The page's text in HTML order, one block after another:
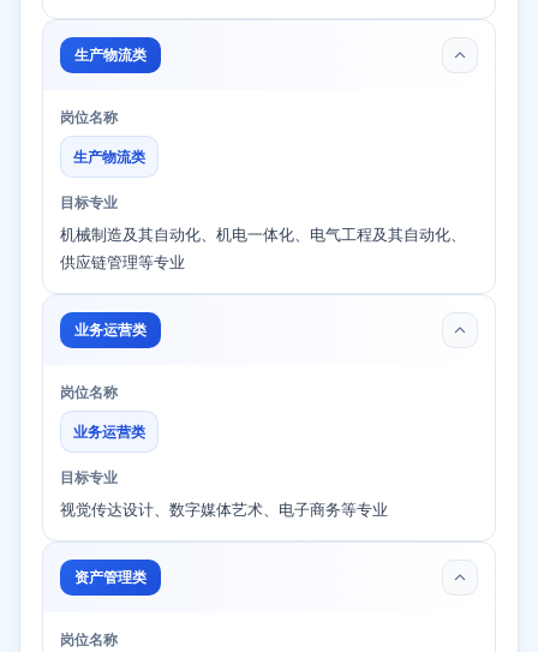
生产物流类
岗位名称
生产物流类
目标专业
机械制造及其自动化、机电一体化、电气工程及其自动化、
供应链管理等专业
业务运营类
岗位名称
业务运营类
目标专业
视觉传达设计、数字媒体艺术、电子商务等专业
资产管理类
岗位名称